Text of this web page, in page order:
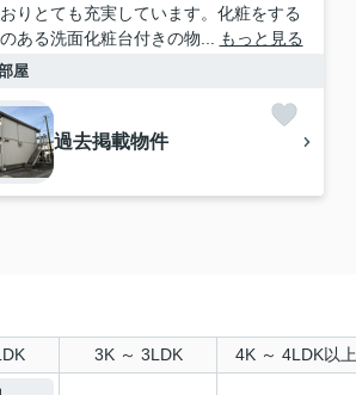
りとても充実しています。化粧をする
ある洗面化粧台付きの物...
もっと見る
屋
過去掲載物件
3K ～ 3LDK 4K ～ 4LDK以上